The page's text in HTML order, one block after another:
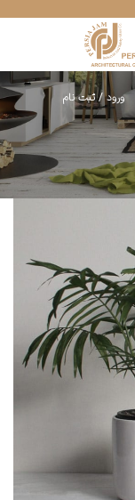
ورود / ثبت نام